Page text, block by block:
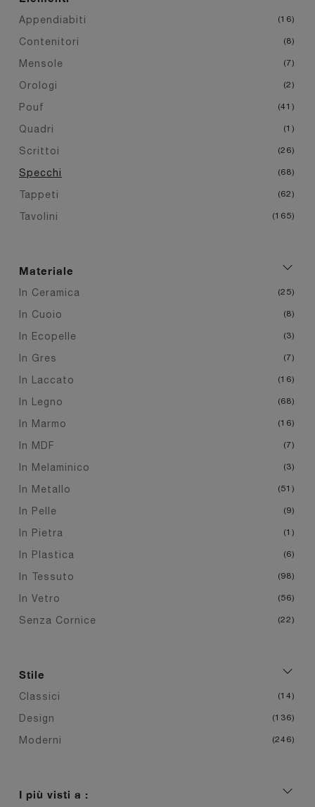
Appendiabiti 16
Contenitori 8
Mensole 7
Orologi 2
Pouf 41
Quadri 1
Scrittoi 26
Specchi 68
Tappeti 62
Tavolini 165
Materiale
In Ceramica 25
In Cuoio 8
In Ecopelle 3
In Gres 7
In Laccato 16
In Legno 68
In Marmo 16
In MDF 7
In Melaminico 3
In Metallo 51
In Pelle 9
In Pietra 1
In Plastica 6
In Tessuto 98
In Vetro 56
Senza Cornice 22
Stile
Classici 14
Design 136
Moderni 246
I più visti a :